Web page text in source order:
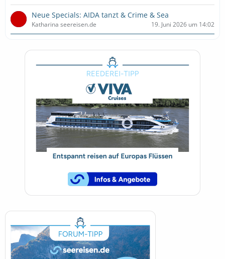
Neue Specials: AIDA tanzt & Crime & Sea
Katharina seereisen.de 19. Juni 2026 um 14:02